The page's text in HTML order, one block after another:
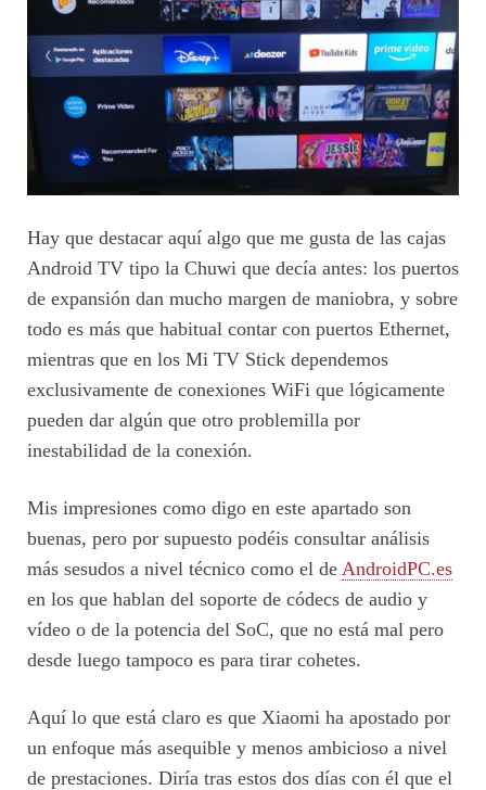
Hay que destacar aquí algo que me gusta de las cajas
Android TV tipo la Chuwi que decía antes: los puertos
de expansión dan mucho margen de maniobra, y sobre
todo es más que habitual contar con puertos Ethernet,
mientras que en los Mi TV Stick dependemos
exclusivamente de conexiones WiFi que lógicamente
pueden dar algún que otro problemilla por
inestabilidad de la conexión.
Mis impresiones como digo en este apartado son
buenas, pero por supuesto podéis consultar análisis
más sesudos a nivel técnico como el de AndroidPC.es
en los que hablan del soporte de códecs de audio y
vídeo o de la potencia del SoC, que no está mal pero
desde luego tampoco es para tirar cohetes.
Aquí lo que está claro es que Xiaomi ha apostado por
un enfoque más asequible y menos ambicioso a nivel
de prestaciones. Diría tras estos dos días con él que el